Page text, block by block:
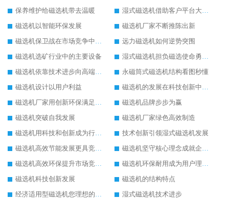
保养维护给磁选机带去温暖
湿式磁选机借助客户平台大放异彩
磁选机以智能环保发展
磁选机厂家不断推陈出新
磁选机保卫战在市场竞争中打响
远力磁选机如何逆势突围
磁选机选矿行业中的主要设备
湿式磁选机担负磁选使命勇往直前
磁选机依靠技术进步向高端转型
永磁筒式磁选机结构看图秒懂
磁选机设计以用户利益
磁选机的发展在科技创新中成为焦点
磁选机厂家用创新环保满足市发展
磁选机品牌步步为赢
磁选机突破自我发展
磁选机厂家绿色高效制造
磁选机用科技和创新成为行业中的顶梁柱
技术创新引领湿式磁选机发展
磁选机高效节能发展更具竞争力
磁选机坚守核心理念成就企业辉煌
磁选机高效环保提升市场竞争力
磁选机环保耐用成为用户理想选择
磁选机科技创新发展
磁选机的结构特点
经济适用型磁选机您理想的选择
湿式磁选机技术进步